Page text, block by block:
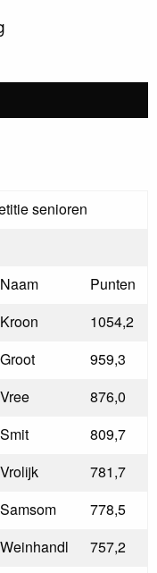
senioren
Naam
Punten
Kroon
1054,2
Groot
959,3
Vree
876,0
Smit
809,7
Vrolijk
781,7
Samsom
778,5
Weinhandl
757,2